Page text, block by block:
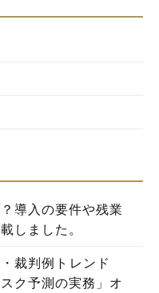
導入の要件や残業
しました。
裁判例トレンド
ク予測の実務」オ